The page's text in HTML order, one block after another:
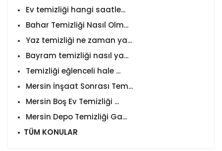
Ev temizliği hangi saatle...
Bahar Temizliği Nasıl Olm...
Yaz temizliği ne zaman ya...
Bayram temizliği nasıl ya...
Temizliği eğlenceli hale ...
Mersin İnşaat Sonrası Tem...
Mersin Boş Ev Temizliği ...
Mersin Depo Temizliği Ga...
TÜM KONULAR